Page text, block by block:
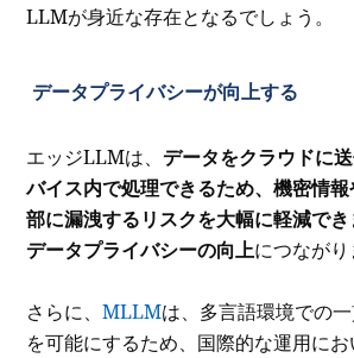
LLMが身近な存在となるでしょう。
データプライバシーが向上する
エッジLLMは、 データをクラウドに
バイス内で処理できるため、機密情
部に漏洩するリスクを大幅に軽減でき
データプライバシーの向上につながり
さらに、MLLMは、多言語環境での
を可能にするため、国際的な運用に